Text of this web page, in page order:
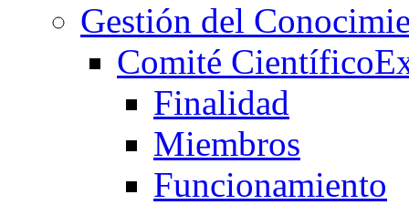
Gestión del
Comité Científico
Finalidad
Miembros
Funcionamiento